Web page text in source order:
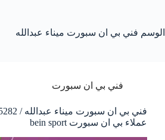
الوسم فني بي ان سبورت ميناء عبدالله
فني بي ان سبورت
عملاء بي ان سبورت bein sport